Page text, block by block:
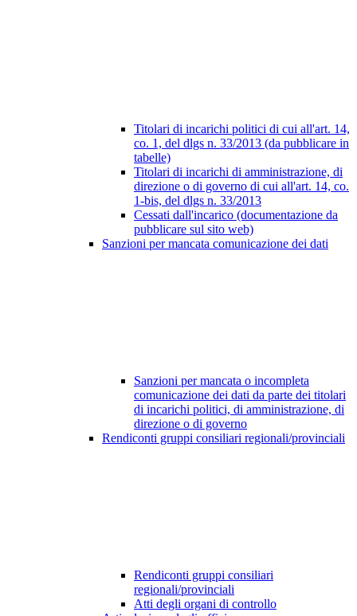
Titolari di incarichi politici di cui all'art. 14,
co. 1, del dlgs n. 33/2013 (da pubblicare in
tabelle)
Titolari di incarichi di amministrazione, di
direzione o di governo di cui all'art. 14, co.
1-bis, del dlgs n. 33/2013
Cessati dall'incarico (documentazione da
pubblicare sul sito web)
Sanzioni per mancata comunicazione dei dati
Sanzioni per mancata o incompleta
comunicazione dei dati da parte dei titolari
di incarichi politici, di amministrazione, di
direzione o di governo
Rendiconti gruppi consiliari regionali/provinciali
Rendiconti gruppi consiliari
regionali/provinciali
Atti degli organi di controllo